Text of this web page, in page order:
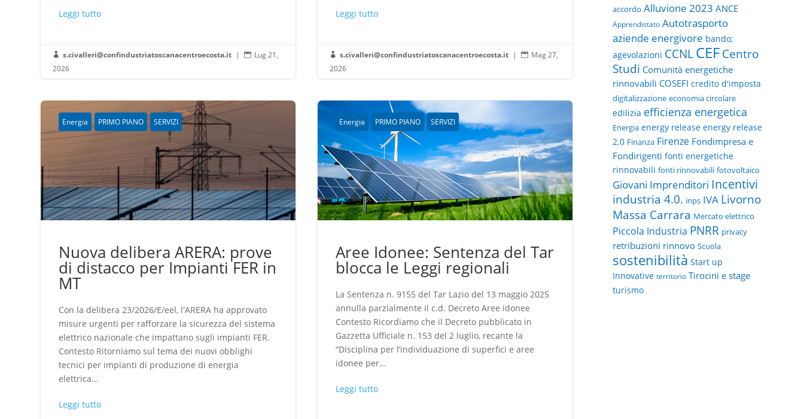
Leggi tutto
 s.civalleri@confindustriatoscanacentroecosta.it |  Lug 21,
2026
Leggi tutto
 s.civalleri@confindustriatoscanacentroecosta.it |  Mag 27,
2026
Energia PRIMO PIANO SERVIZI
Nuova delibera ARERA: prove
di distacco per Impianti FER in
MT
Con la delibera 23/2026/E/eel, l'ARERA ha approvato
misure urgenti per rafforzare la sicurezza del sistema
elettrico nazionale che impattano sugli impianti FER.
Contesto Ritorniamo sul tema dei nuovi obblighi
tecnici per impianti di produzione di energia
elettrica...
Leggi tutto
Energia PRIMO PIANO SERVIZI
Aree Idonee: Sentenza del Tar
blocca le Leggi regionali
La Sentenza n. 9155 del Tar Lazio del 13 maggio 2025
annulla parzialmente il c.d. Decreto Aree idonee
Contesto Ricordiamo che il Decreto pubblicato in
Gazzetta Ufficiale n. 153 del 2 luglio, recante la
“Disciplina per l’individuazione di superfici e aree
idonee per...
Leggi tutto
accordo Alluvione 2023 ANCE
Apprendistato Autotrasporto
aziende energivore bando;
agevolazioni CCNLCEF Centro
Studi Comunità energetiche
rinnovabili COSEFI credito d'imposta
digitalizzazione economia circolare
edilizia efficienza energetica
Energia energy release energy release
2.0 Finanza Firenze Fondimpresa e
Fondirigenti fonti energetiche
rinnovabili fonti rinnovabili fotovoltaico
Giovani Imprenditori Incentivi
industria 4.0. inps IVA Livorno
Massa Carrara Mercato elettrico
Piccola Industria PNRR privacy
retribuzioni rinnovo Scuola
sostenibilità Start up
Innovative territorio Tirocini e stage
turismo